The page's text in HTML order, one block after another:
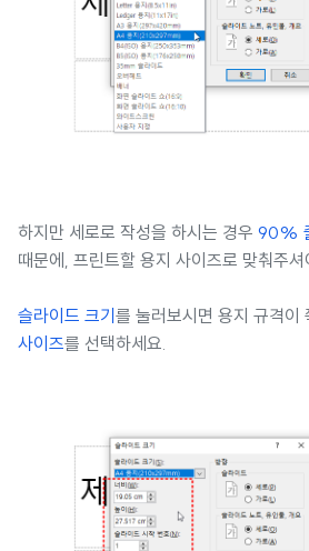
하지만 세로로 작성을 하시는 경우 90%
때문에, 프린트할 용지 사이즈로 맞춰주셔
슬라이드 크기를 눌러보시면 용지 규격이
사이즈를 선택하세요.